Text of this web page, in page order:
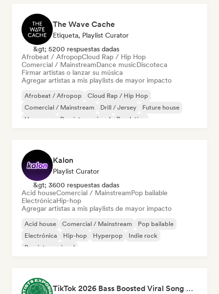
The Wave Cache
Etiqueta, Playlist Curator
&gt; 5200 respuestas dadas
Afrobeat / AfropopCloud Rap / Hip Hop
Comercial / MainstreamDance musicDiscoteca
Firmar artistas o lanzar su música
Agregar artistas a mis playlists de mayor impacto
Afrobeat / Afropop
Cloud Rap / Hip Hop
Comercial / Mainstream
Drill / Jersey
Future house
Hyperpop
Pop internacional Pop latino
Kalon
Playlist Curator
&gt; 3600 respuestas dadas
Acid houseComercial / MainstreamPop bailable
ElectrónicaHip-hop
Agregar artistas a mis playlists de mayor impacto
Acid house Comercial / Mainstream
Pop bailable
Electrónica
Hip-hop Hyperpop
Indie rock
Pop internacional
TikTok 2026 Bass Boosted Viral Song 🔥 (by Sergio Artists Exposure)